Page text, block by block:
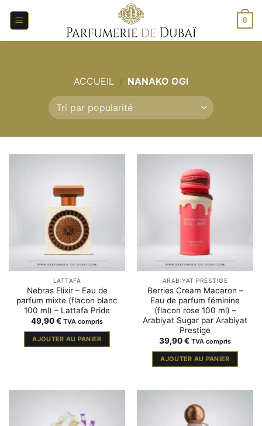
0
ACCUEIL / NANAKO OGI
LATTAFA
Nebras Elixir – Eau de
parfum mixte (flacon blanc
100 ml) – Lattafa Pride
49,90€ TVA compris
AJOUTER AU PANIER
ARABIYAT PRESTIGE
Berries Cream Macaron –
Eau de parfum féminine
(flacon rose 100 ml) –
Arabiyat Sugar par Arabiyat
Prestige
39,90€ TVA compris
AJOUTER AU PANIER